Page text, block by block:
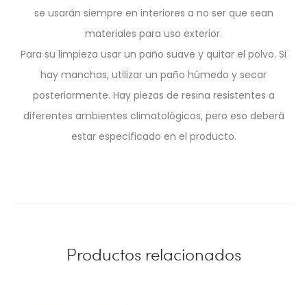
se usarán siempre en interiores a no ser que sean
materiales para uso exterior.
Para su limpieza usar un paño suave y quitar el polvo. Si
hay manchas, utilizar un paño húmedo y secar
posteriormente. Hay piezas de resina resistentes a
diferentes ambientes climatológicos, pero eso deberá
estar especificado en el producto.
Productos relacionados